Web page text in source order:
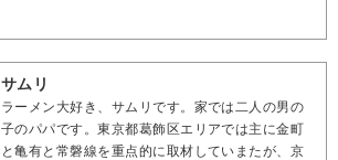
サムリ
ラーメン大好き、サムリです。家では二人の男の
子のパパです。東京都葛飾区エリアでは主に金町
と亀有と常磐線を重点的に取材していまたが、京